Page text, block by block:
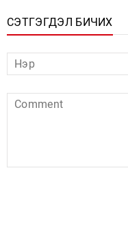
СЭТГЭГДЭЛ БИЧИХ